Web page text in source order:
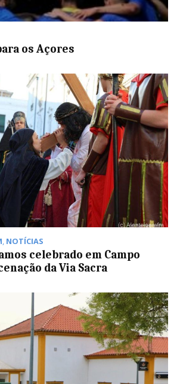
os Açores
, NOTÍCIAS
celebrado em Campo
da Via Sacra